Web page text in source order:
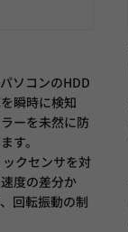
ソコンのHDD
瞬時に検知
ーを未然に防
す。
クセンサを対
度の差分か
回転振動の制